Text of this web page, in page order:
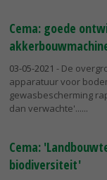
Cema: goede
03-05-2021 - De
apparatuur voor
gewasbescherming
dan verwachte'...
Cema:
biodiversiteit'